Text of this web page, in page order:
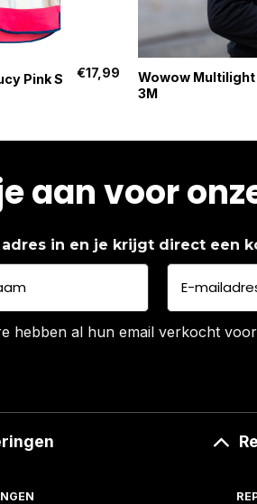
Pink S €17,99
+
Wowow Multilight
3M
aan voor
in en je krijgt direct een
hebben al hun email verkocht